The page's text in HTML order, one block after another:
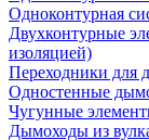
Одноконтурная
Двухконтурные
изоляцией)
Переходники для
Одностенные
Чугунные
Дымоходы из